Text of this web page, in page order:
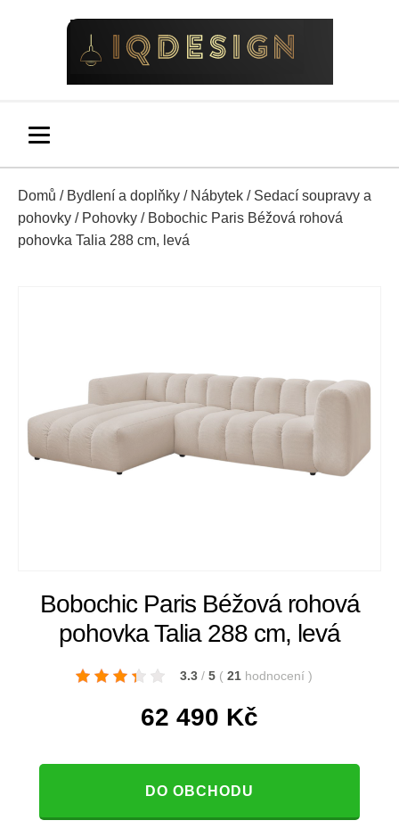
Domů / Bydlení a doplňky / Nábytek / Sedací soupravy a
pohovky / Pohovky / Bobochic Paris Béžová rohová
pohovka Talia 288 cm, levá
Bobochic Paris Béžová rohová
pohovka Talia 288 cm, levá
3.3 / 5 ( 21 hodnocení )
62 490 Kč
DO OBCHODU